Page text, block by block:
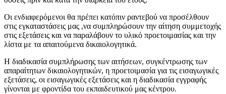
Οι ενδιαφερόμενοι θα πρέπει κατόπιν ραντεβού να προσέλθουν
στις εγκαταστάσεις μας ,να συμπληρώσουν την αίτηση συμμετοχής
στις εξετάσεις και να παραλάβουν το υλικό προετοιμασίας και την
λίστα με τα απαιτούμενα δικαιολογητικά.
Η διαδικασία συμπλήρωσης των αιτήσεων, συγκέντρωσης των
απαραίτητων δικαιολογητικών, η προετοιμασία για τις εισαγωγικές
εξετάσεις, οι εισαγωγικές εξετάσεις και η διαδικασία εγγραφής
γίνονται με φροντίδα του εκπαιδευτικού μας κέντρου.